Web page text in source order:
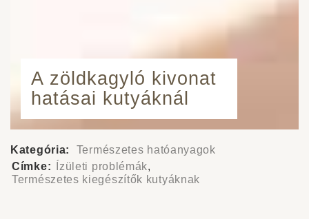
A zöldkagyló kivonat
hatásai kutyáknál
Kategória:
Természetes hatóanyagok
Címke:
Ízületi problémák,
Természetes kiegészítők kutyáknak